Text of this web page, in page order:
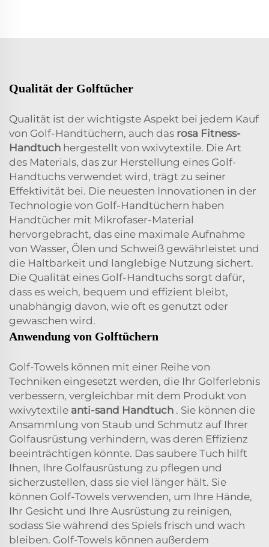
Qualität der Golftücher
Qualität ist der wichtigste Aspekt bei jedem Kauf
von Golf-Handtüchern, auch das rosa Fitness-
Handtuch hergestellt von wxivytextile. Die Art
des Materials, das zur Herstellung eines Golf-
Handtuchs verwendet wird, trägt zu seiner
Effektivität bei. Die neuesten Innovationen in der
Technologie von Golf-Handtüchern haben
Handtücher mit Mikrofaser-Material
hervorgebracht, das eine maximale Aufnahme
von Wasser, Ölen und Schweiß gewährleistet und
die Haltbarkeit und langlebige Nutzung sichert.
Die Qualität eines Golf-Handtuchs sorgt dafür,
dass es weich, bequem und effizient bleibt,
unabhängig davon, wie oft es genutzt oder
gewaschen wird.
Anwendung von Golftüchern
Golf-Towels können mit einer Reihe von
Techniken eingesetzt werden, die Ihr Golferlebnis
verbessern, vergleichbar mit dem Produkt von
wxivytextile anti-sand Handtuch . Sie können die
Ansammlung von Staub und Schmutz auf Ihrer
Golfausrüstung verhindern, was deren Effizienz
beeinträchtigen könnte. Das saubere Tuch hilft
Ihnen, Ihre Golfausrüstung zu pflegen und
sicherzustellen, dass sie viel länger hält. Sie
können Golf-Towels verwenden, um Ihre Hände,
Ihr Gesicht und Ihre Ausrüstung zu reinigen,
sodass Sie während des Spiels frisch und wach
bleiben. Golf-Towels können außerdem